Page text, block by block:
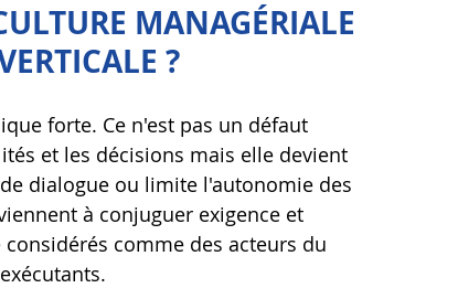
MANAGÉRIALE
?
forte. Ce n'est pas un défaut
et les décisions mais elle devient
dialogue ou limite l'autonomie des
à conjuguer exigence et
comme des acteurs du